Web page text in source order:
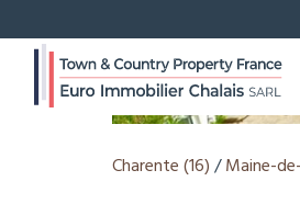
SHOW
Charente (16)/Maine-